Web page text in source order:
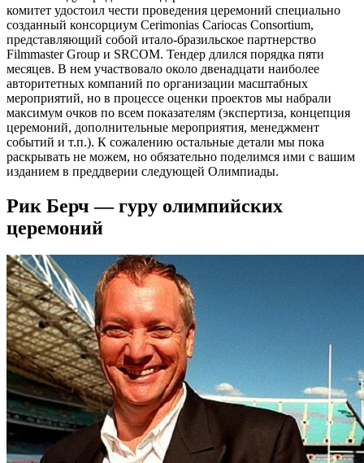
комитет удостоил чести проведения церемоний специально
созданный консорциум Cerimonias Cariocas Consortium,
представляющий собой итало-бразильское партнерство
Filmmaster Group и SRCOM. Тендер длился порядка пяти
месяцев. В нем участвовало около двенадцати наиболее
авторитетных компаний по организации масштабных
мероприятий, но в процессе оценки проектов мы набрали
максимум очков по всем показателям (экспертиза, концепция
церемоний, дополнительные мероприятия, менеджмент
событий и т.п.). К сожалению остальные детали мы пока
раскрывать не можем, но обязательно поделимся ими с вашим
изданием в преддверии следующей Олимпиады.
Рик Берч — гуру олимпийских
церемоний